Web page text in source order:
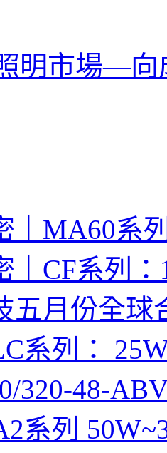
明市場—向
｜MA60系
｜CF系列：
五月份全球
系列：
320-48-
系列